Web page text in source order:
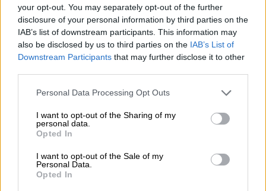
your opt-out. You may separately opt-out of the further
disclosure of your personal information by third parties on the
IAB’s list of downstream participants. This information may
also be disclosed by us to third parties on the IAB’s List of
Downstream Participants that may further disclose it to other
Personal Data Processing Opt Outs
I want to opt-out of the Sharing of my
personal data.
Opted In
I want to opt-out of the Sale of my
Personal Data.
Opted In
Δήμος Λαρισαίων: Προειλημμένη
απόφαση και προμελετημένο πολιτικό
θέατρο η αποχώρηση της Συμπαράταξης
αξιοποίηση του Σιδηροδρομικού Σταθμού
Λάρισας
05/08/2026 , 19:25